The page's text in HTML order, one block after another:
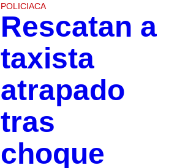
POLICIACA
Rescatan a
taxista
atrapado
tras
choque